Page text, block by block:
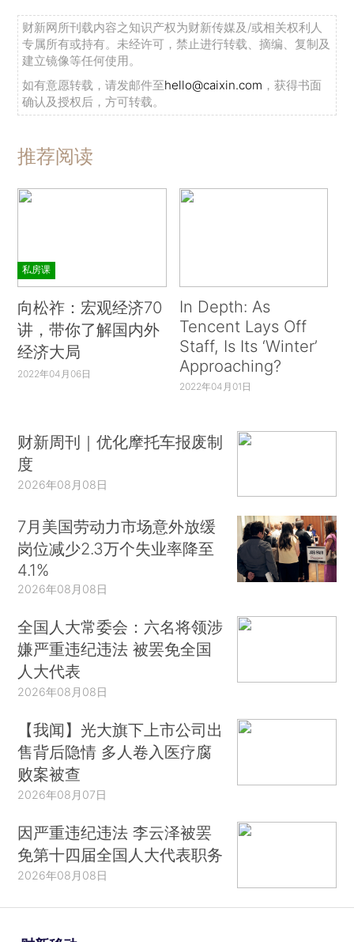
财新网所刊载内容之知识产权为财新传媒及/或相关权利人
专属所有或持有。未经许可，禁止进行转载、摘编、复制及
建立镜像等任何使用。
如有意愿转载，请发邮件至hello@caixin.com ，获得书面
确认及授权后，方可转载。
推荐阅读
私房课
向松祚：宏观经济70
讲，带你了解国内外
经济大局
2022年04月06日
In Depth: As
Tencent Lays Off
Staff, Is Its ‘Winter’
Approaching?
2022年04月01日
财新周刊｜优化摩托车报废制
度
2026年08月08日
7月美国劳动力市场意外放缓
岗位减少2.3万个失业率降至
4.1%
2026年08月08日
全国人大常委会：六名将领涉
嫌严重违纪违法 被罢免全国
人大代表
2026年08月08日
【我闻】光大旗下上市公司出
售背后隐情 多人卷入医疗腐
败案被查
2026年08月07日
因严重违纪违法 李云泽被罢
免第十四届全国人大代表职务
2026年08月08日